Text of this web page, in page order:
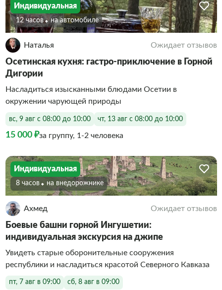
Индивидуальная
12 часов На автомобиле
Наталья Ожидает отзывов
Осетинская кухня: гастро-приключение в Горной
Дигории
Насладиться изысканными блюдами Осетии в
окружении чарующей природы
вс, 9 авг с 08:00 до 10:00 чт, 13 авг с 08:00 до 10:00
15 000 ₽за группу, 1-2 человека
Индивидуальная
8 часов На внедорожнике
Ахмед Ожидает отзывов
Боевые башни горной Ингушетии:
индивидуальная экскурсия на джипе
Увидеть старые оборонительные сооружения
республики и насладиться красотой Северного Кавказа
пт, 7 авг в 09:00 сб, 8 авг в 09:00